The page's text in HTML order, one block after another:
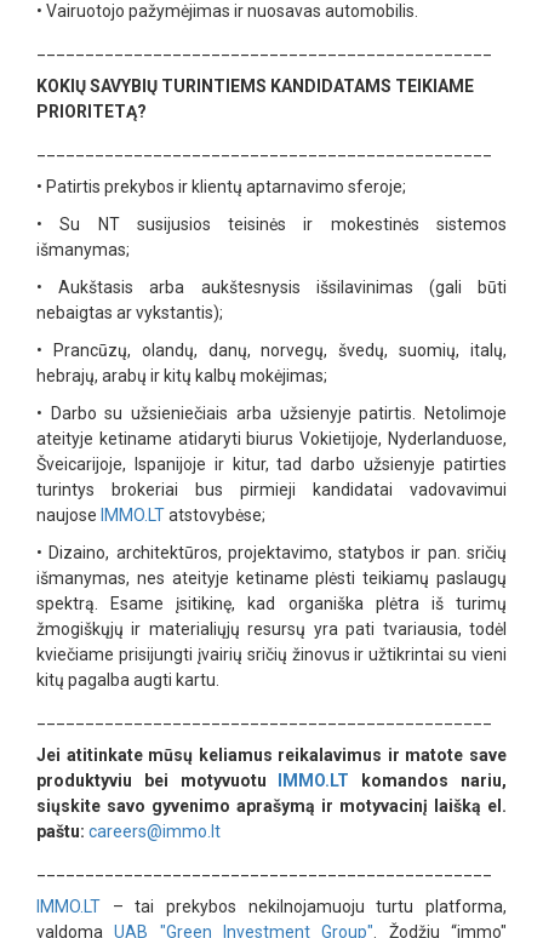
• Vairuotojo pažymėjimas ir nuosavas automobilis.
KOKIŲ SAVYBIŲ TURINTIEMS KANDIDATAMS TEIKIAME
PRIORITETĄ?
• Patirtis prekybos ir klientų aptarnavimo sferoje;
•
Su NT susijusios teisinės ir mokestinės sistemos
išmanymas;
•
Aukštasis arba aukštesnysis išsilavinimas (gali būti
nebaigtas ar vykstantis);
•
Prancūzų, olandų, danų, norvegų, švedų, suomių, italų,
hebrajų, arabų ir kitų kalbų mokėjimas;
•
Darbo su užsieniečiais arba užsienyje patirtis. Netolimoje
ateityje ketiname atidaryti biurus Vokietijoje, Nyderlanduose,
Šveicarijoje, Ispanijoje ir kitur, tad darbo užsienyje patirties
turintys brokeriai bus pirmieji kandidatai vadovavimui
naujose IMMO.LTatstovybėse;
• Dizaino, architektūros, projektavimo, statybos ir pan. sričių
išmanymas, nes ateityje ketiname plėsti teikiamų paslaugų
spektrą. Esame įsitikinę, kad organiška plėtra iš turimų
žmogiškųjų ir materialiųjų resursų yra pati tvariausia, todėl
kviečiame prisijungti įvairių sričių žinovus ir užtikrintai su vieni
kitų pagalba augti kartu.
Jei atitinkate mūsų keliamus reikalavimus ir matote save
produktyviu bei motyvuotu
IMMO.LT komandos nariu,
siųskite savo gyvenimo aprašymą ir motyvacinį laišką el.
paštu: careers@immo.lt
IMMO.LT – tai prekybos nekilnojamuoju turtu platforma,
valdoma
UAB "Green Investment Group" . Žodžiu “immo"